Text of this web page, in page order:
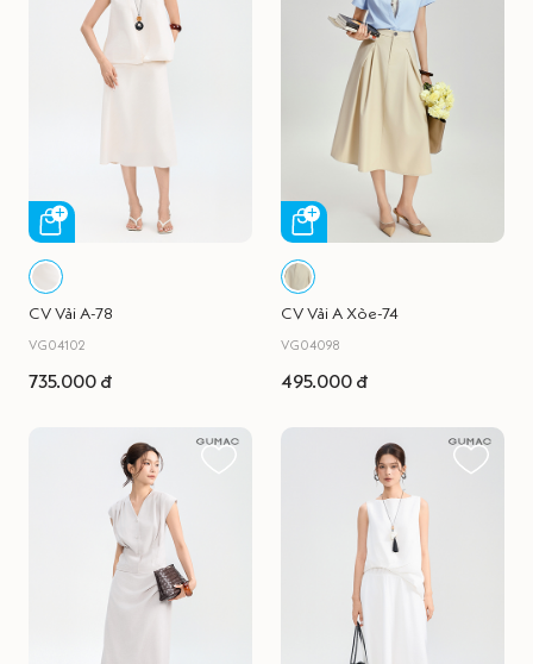
CV Vải A-78
VG04102
735.000 đ
CV Vải A Xòe-74
VG04098
495.000 đ